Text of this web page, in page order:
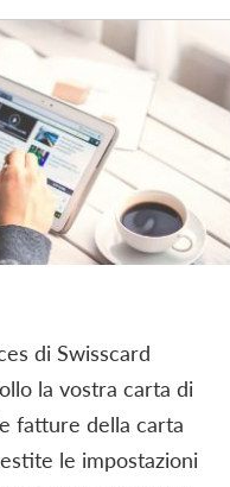
di Swisscard
la vostra carta di
fatture della carta
le impostazioni